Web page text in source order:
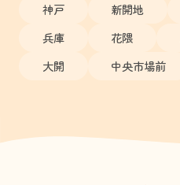
神戸 新開地
兵庫
花隈
大開
中央市場前